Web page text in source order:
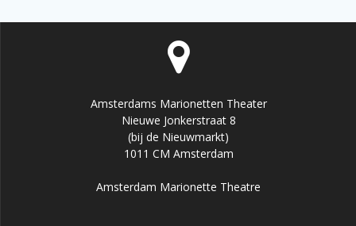
Amsterdams Marionetten Theater
Nieuwe Jonkerstraat 8
(bij de Nieuwmarkt)
1011 CM Amsterdam
Amsterdam Marionette Theatre